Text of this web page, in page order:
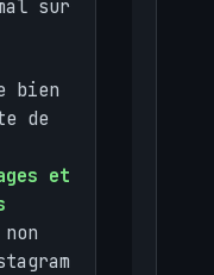
sur
bien
de
et
non